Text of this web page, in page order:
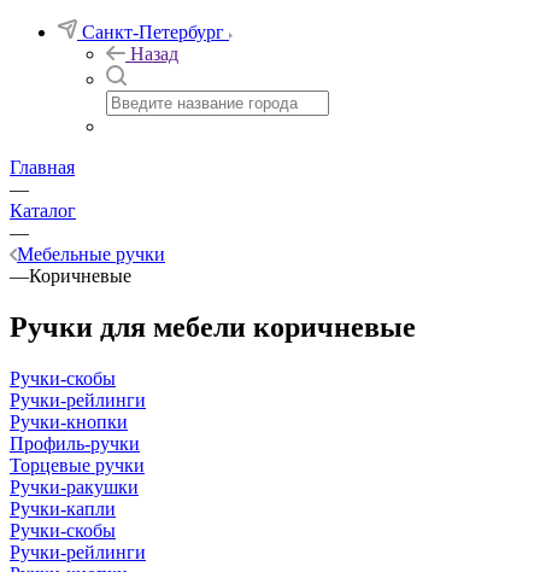
Санкт-Петербург
Назад
Главная
—
Каталог
—
Мебельные ручки
—Коричневые
Ручки для мебели коричневые
Ручки-скобы
Ручки-рейлинги
Ручки-кнопки
Профиль-ручки
Торцевые ручки
Ручки-ракушки
Ручки-капли
Ручки-скобы
Ручки-рейлинги